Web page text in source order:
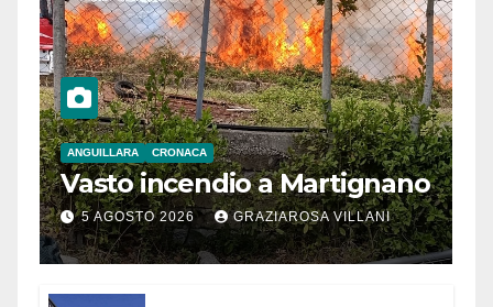
ANGUILLARA CRONACA
Vasto incendio a Martignano
5 AGOSTO 2026 GRAZIAROSA VILLANI